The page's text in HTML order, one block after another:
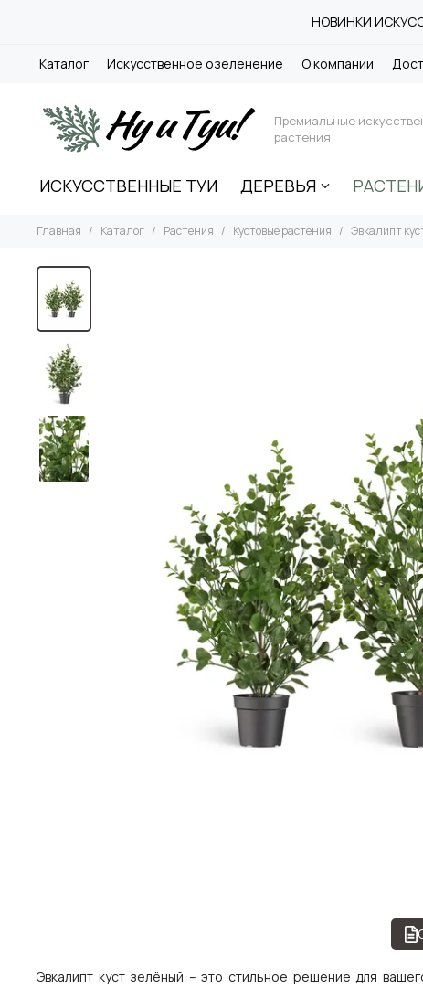
НОВИНКИ
Каталог Искусственное озеленение О компании
Премиальные
растения
ИСКУССТВЕННЫЕ ТУИ ДЕРЕВЬЯ
Главная Каталог Растения Кустовые растения Эвкалипт
Эвкалипт куст зелёный – это стильное решение для